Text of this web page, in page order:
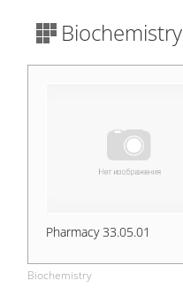
Biochemistry
Pharmacy 33.05.01
Biochemistry